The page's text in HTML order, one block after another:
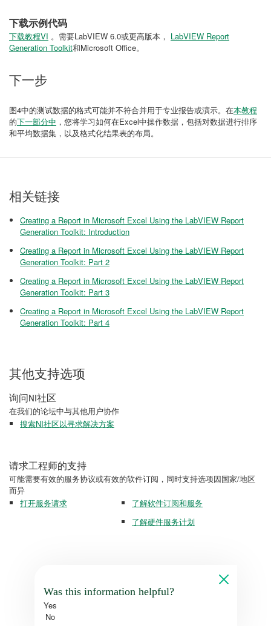
下载示例代码
下载教程VI 。需要LabVIEW 6.0或更高版本， LabVIEW Report
Generation Toolkit和Microsoft Office。
下一步
图4中的测试数据的格式可能并不符合并用于专业报告或演示。在本教程
的下一部分中 ，您将学习如何在Excel中操作数据，包括对数据进行排序
和平均数据集，以及格式化结果表的布局。
相关链接
Creating a Report in Microsoft Excel Using the LabVIEW Report
Generation Toolkit: Introduction
Creating a Report in Microsoft Excel Using the LabVIEW Report
Generation Toolkit: Part 2
Creating a Report in Microsoft Excel Using the LabVIEW Report
Generation Toolkit: Part 3
Creating a Report in Microsoft Excel Using the LabVIEW Report
Generation Toolkit: Part 4
其他支持选项
询问NI社区
在我们的论坛中与其他用户协作
搜索NI社区以寻求解决方案
请求工程师的支持
可能需要有效的服务协议或有效的软件订阅，同时支持选项因国家/地区
而异
打开服务请求
了解软件订阅和服务
了解硬件服务计划
Was this information helpful?
Yes
No